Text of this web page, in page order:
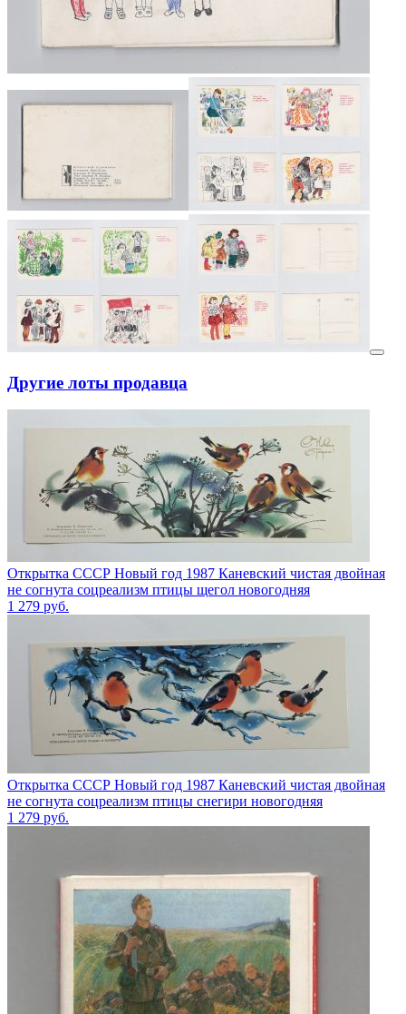
Другие лоты продавца
Открытка СССР Новый год 1987 Каневский чистая двойная
не согнута соцреализм птицы щегол новогодняя
1 279 руб.
Открытка СССР Новый год 1987 Каневский чистая двойная
не согнута соцреализм птицы снегири новогодняя
1 279 руб.